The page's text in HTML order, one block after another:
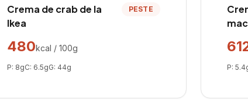
Crema de crab de la
Ikea
PESTE
480kcal / 100g
P: 8gC: 6.5gG: 44g P: 5.4